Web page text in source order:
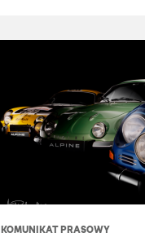
KOMUNIKAT PRASOWY